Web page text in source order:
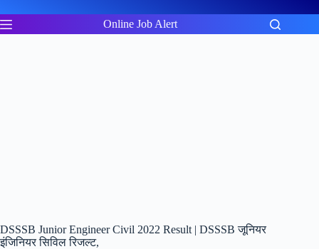
to
content
Online Job Alert
DSSSB Junior Engineer Civil 2022 Result | DSSSB जूनियर
इंजिनियर सिविल रिजल्ट,